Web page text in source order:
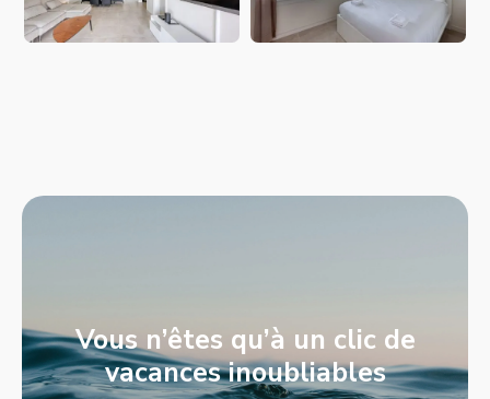
Vous n’êtes qu’à un clic de
vacances inoubliables